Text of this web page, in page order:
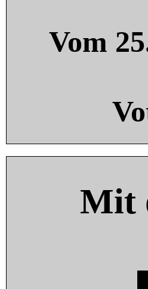
Vom
Mit